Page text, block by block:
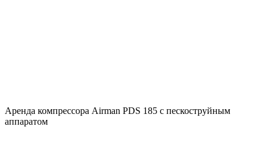
Аренда компрессора Airman PDS 185 с пескоструйным
аппаратом